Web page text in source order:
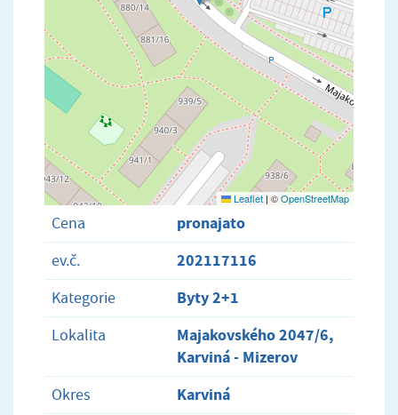
Leaflet | ©OpenStreetMap
Cena pronajato
ev.č. 202117116
Kategorie Byty 2+1
Lokalita
Majakovského 2047/6,
Karviná - Mizerov
Okres Karviná